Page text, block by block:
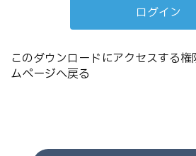
このダウンロードにアクセスする権
ムページへ戻る